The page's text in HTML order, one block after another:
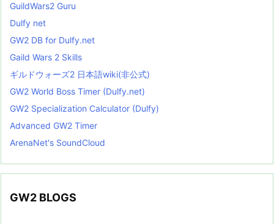
GuildWars2 Guru
Dulfy net
GW2 DB for Dulfy.net
Gaild Wars 2 Skills
ギルドウォーズ2 日本語wiki(非公式)
GW2 World Boss Timer (Dulfy.net)
GW2 Specialization Calculator (Dulfy)
Advanced GW2 Timer
ArenaNet's SoundCloud
GW2 BLOGS